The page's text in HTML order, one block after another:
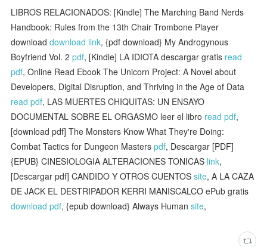
LIBROS RELACIONADOS: [Kindle] The Marching Band Nerds
Handbook: Rules from the 13th Chair Trombone Player
downloaddownload link, {pdf download} My Androgynous
Boyfriend Vol. 2pdf, [Kindle] LA IDIOTA descargar gratis read
pdf, Online Read Ebook The Unicorn Project: A Novel about
Developers, Digital Disruption, and Thriving in the Age of Data
read pdf, LAS MUERTES CHIQUITAS: UN ENSAYO
DOCUMENTAL SOBRE EL ORGASMO leer el libro read pdf,
[download pdf] The Monsters Know What They're Doing:
Combat Tactics for Dungeon Masterspdf, Descargar [PDF]
{EPUB} CINESIOLOGIA ALTERACIONES TONICAS link,
[Descargar pdf] CANDIDO Y OTROS CUENTOSsite, A LA CAZA
DE JACK EL DESTRIPADOR KERRI MANISCALCO ePub gratis
download pdf, {epub download} Always Humansite,